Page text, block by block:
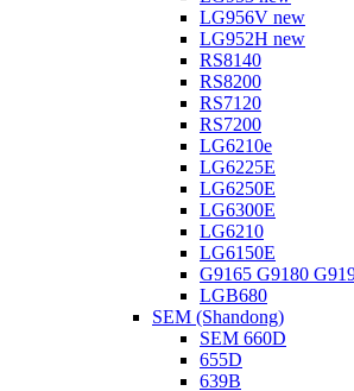
LG956V new
LG952H new
RS8140
RS8200
RS7120
RS7200
LG6210e
LG6225E
LG6250E
LG6300E
LG6210
LG6150E
G9165 G9180
LGB680
SEM (Shandong)
SEM 660D
655D
639B